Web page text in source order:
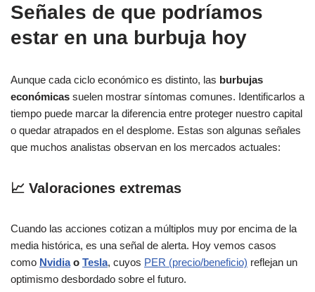
Señales de que podríamos
estar en una burbuja hoy
Aunque cada ciclo económico es distinto, las burbujas
económicas suelen mostrar síntomas comunes. Identificarlos a
tiempo puede marcar la diferencia entre proteger nuestro capital
o quedar atrapados en el desplome. Estas son algunas señales
que muchos analistas observan en los mercados actuales:
📈 Valoraciones extremas
Cuando las acciones cotizan a múltiplos muy por encima de la
media histórica, es una señal de alerta. Hoy vemos casos
como Nvidiao Tesla, cuyos PER (precio/beneficio) reflejan un
optimismo desbordado sobre el futuro.